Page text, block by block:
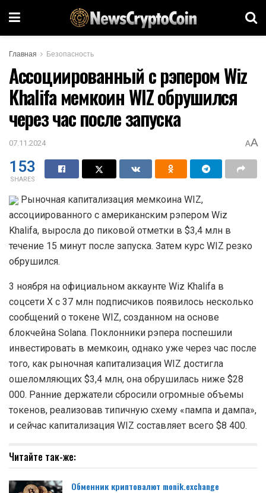
Главная Безопасность
Ассоциированный с рэпером Wiz
Khalifa мемкоин WIZ обрушился
через час после запуска
07.11.2024 AA
153
SHARES
Рыночная капитализация мемкоина WIZ,
ассоциированного с американским рэпером Wiz
Khalifa, выросла до пиковой отметки в $3,4 млн в
течение 15 минут после запуска. Затем курс WIZ резко
обрушился.
3 ноября на официальном аккаунте Wiz Khalifa в
соцсети X с 37 млн подписчиков появилось несколько
сообщений о токене WIZ, созданном на основе
блокчейна Solana. Поклонники рэпера поспешили
инвестировать в мемкоин, однако уже через час после
того, как рыночная капитализация WIZ достигла
ошеломляющих $3,4 млн, она обрушилась ниже $28
000. Ранние держатели сбросили огромные объемы
токенов, реализовав типичную схему «пампа и дампа»,
и сейчас капитализация WIZ составляет всего $8 400.
Читайте так-же:
Обменник криптовалют monik.exchange